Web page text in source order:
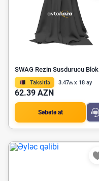
Taksitlə 3.47₼ x 18 ay
62.39 AZN
Səbətə at